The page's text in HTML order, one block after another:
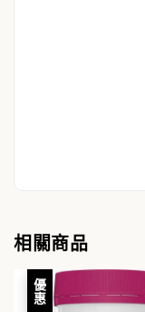
相關商品
優惠